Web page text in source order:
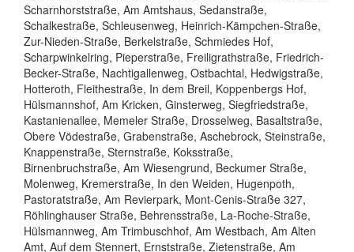
Scharnhorststraße, Am Amtshaus, Sedanstraße,
Schalkestraße, Schleusenweg, Heinrich-Kämpchen-Straße,
Zur-Nieden-Straße, Berkelstraße, Schmiedes Hof,
Scharpwinkelring, Pieperstraße, Freiligrathstraße, Friedrich-
Becker-Straße, Nachtigallenweg, Ostbachtal, Hedwigstraße,
Hotteroth, Fleithestraße, In dem Breil, Koppenbergs Hof,
Hülsmannshof, Am Kricken, Ginsterweg, Siegfriedstraße,
Kastanienallee, Memeler Straße, Drosselweg, Basaltstraße,
Obere Vödestraße, Grabenstraße, Aschebrock, Steinstraße,
Knappenstraße, Sternstraße, Koksstraße,
Birnenbruchstraße, Am Wiesengrund, Beckumer Straße,
Molenweg, Kremerstraße, In den Weiden, Hugenpoth,
Pastoratstraße, Am Revierpark, Mont-Cenis-Straße 327,
Röhlinghauser Straße, Behrensstraße, La-Roche-Straße,
Hülsmannweg, Am Trimbuschhof, Am Westbach, Am Alten
Amt, Auf dem Stennert, Ernststraße, Zietenstraße, Am